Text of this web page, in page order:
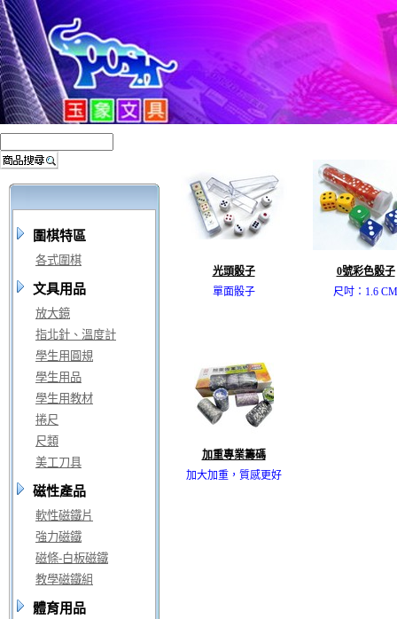
圍棋特區
各式圍棋
文具用品
放大鏡
指北針、溫度計
學生用圓規
學生用品
學生用教材
捲尺
尺類
美工刀具
磁性產品
軟性磁鐵片
強力磁鐵
磁條-白板磁鐵
教學磁鐵組
體育用品
光頭骰子
單面骰子
0號彩色骰子
尺吋：1.6 CM
加重專業籌碼
加大加重，質感更好